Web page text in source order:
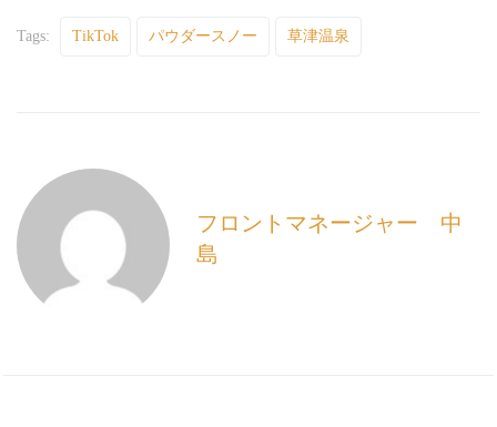
k
Tags: TikTok パウダースノー 草津温泉
フロントマネージャー 中
島